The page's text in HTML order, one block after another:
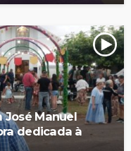
José Manuel
dedicada à